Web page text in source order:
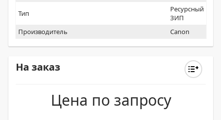
Тип
Ресурсный
ЗИП
Производитель
Canon
На заказ
Цена по запросу